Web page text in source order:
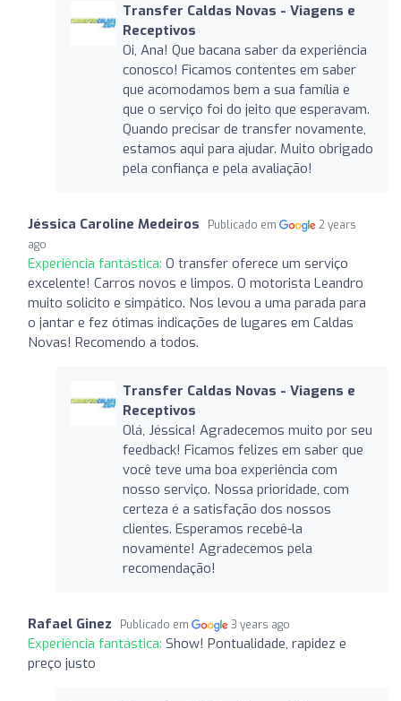
Transfer Caldas Novas - Viagens e
Receptivos
Oi, Ana! Que bacana saber da experiência
conosco! Ficamos contentes em saber
que acomodamos bem a sua família e
que o serviço foi do jeito que esperavam.
Quando precisar de transfer novamente,
estamos aqui para ajudar. Muito obrigado
pela confiança e pela avaliação!
Jéssica Caroline Medeiros Publicado em
2 years
ago
Experiência fantástica: O transfer oferece um serviço
excelente! Carros novos e limpos. O motorista Leandro
muito solicito e simpático. Nos levou a uma parada para
o jantar e fez ótimas indicações de lugares em Caldas
Novas! Recomendo a todos.
Transfer Caldas Novas - Viagens e
Receptivos
Olá, Jéssica! Agradecemos muito por seu
feedback! Ficamos felizes em saber que
você teve uma boa experiência com
nosso serviço. Nossa prioridade, com
certeza é a satisfação dos nossos
clientes. Esperamos recebê-la
novamente! Agradecemos pela
recomendação!
Rafael Ginez Publicado em 3 years ago
Experiência fantástica: Show! Pontualidade, rapidez e
preço justo